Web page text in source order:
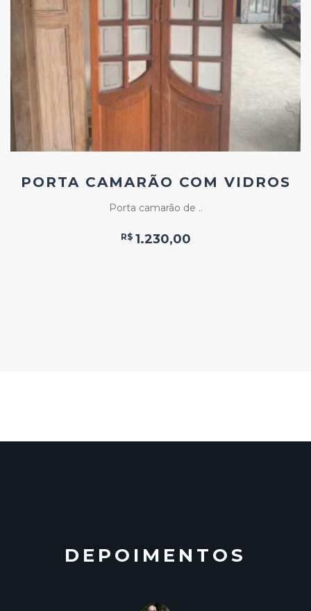
ao
Favoritos
PORTA CAMARÃO COM VIDROS
Porta camarão de ..
R$ 1.230,00
DEPOIMENTOS